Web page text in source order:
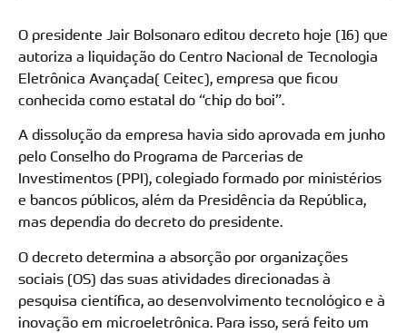
O presidente Jair Bolsonaro editou decreto hoje (16) que
autoriza a liquidação do Centro Nacional de Tecnologia
Eletrônica Avançada( Ceitec), empresa que ficou
conhecida como estatal do “chip do boi”.
A dissolução da empresa havia sido aprovada em junho
pelo Conselho do Programa de Parcerias de
Investimentos (PPI), colegiado formado por ministérios
e bancos públicos, além da Presidência da República,
mas dependia do decreto do presidente.
O decreto determina a absorção por organizações
sociais (OS) das suas atividades direcionadas à
pesquisa científica, ao desenvolvimento tecnológico e à
inovação em microeletrônica. Para isso, será feito um